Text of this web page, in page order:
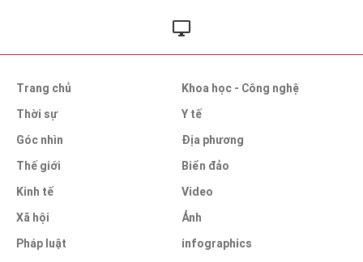
Trang chủ
Thời sự
Góc nhìn
Thế giới
Kinh tế
Xã hội
Pháp luật
Khoa học - Công nghệ
Y tế
Địa phương
Biển đảo
Video
Ảnh
infographics